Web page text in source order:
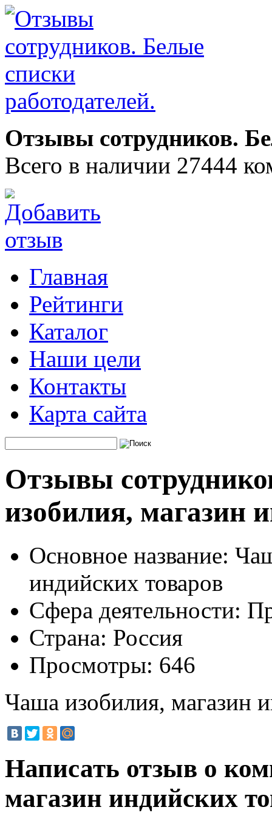
Отзывы сотрудников.
Всего в наличии 27444
Главная
Рейтинги
Каталог
Наши цели
Контакты
Карта сайта
Отзывы
изобилия, магазин
Основное название:
индийских товаров
Сфера деятельности:
Страна: Россия
Просмотры: 646
Чаша изобилия, магазин
Написать отзыв о
магазин индийских